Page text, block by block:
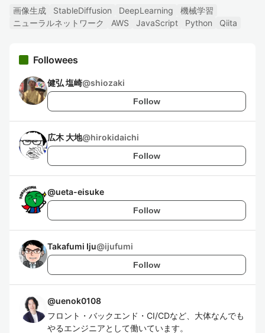
画像生成 StableDiffusion DeepLearning
機械学習
ニューラルネットワーク
AWS JavaScript Python Qiita
Followees
健弘 塩崎@shiozaki
Follow
広木 大地@hirokidaichi
Follow
@ueta-eisuke
Follow
Takafumi Iju@ijufumi
Follow
@uenok0108
フロント・バックエンド・CI/CDなど、大体なんでも
やるエンジニアとして働いています。